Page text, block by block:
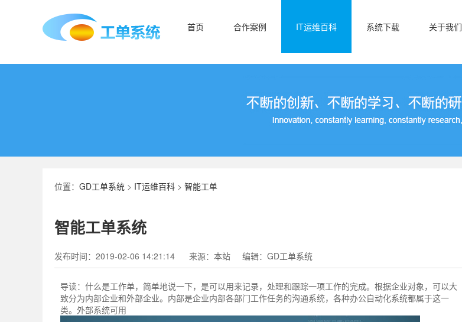
首页 合作案例 IT运维百科 系统下载 关于我们
位置： GD工单系统 > IT运维百科 > 智能工单
智能工单系统
发布时间：2019-02-06 14:21:14 来源：本站 编辑：GD工单系统
导读： 什么是工作单，简单地说一下，是可以用来记录，处理和跟踪一项工作的完成。根据企业对象，可以大
致分为内部企业和外部企业。内部是企业内部各部门工作任务的沟通系统，各种办公自动化系统都属于这一
类。外部系统可用